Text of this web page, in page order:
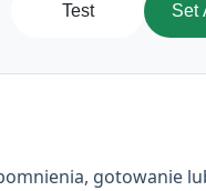
Test Set
gotowanie